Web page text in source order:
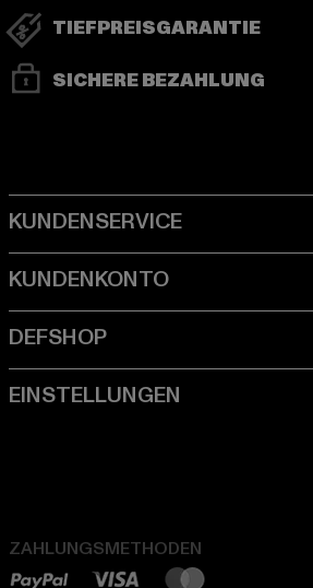
TIEFPREISGARANTIE
SICHERE BEZAHLUNG
ZAHLUNGSMETHODEN